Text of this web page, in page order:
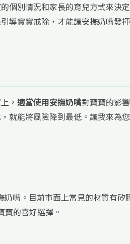
個別情況和家長的育兒方式來決
導寶寶戒除，才能讓安撫奶嘴發
， 適當使用安撫奶嘴對寶寶的影
就能將風險降到最低。讓我來為
嘴。目前市面上常見的材質有矽
的喜好選擇。